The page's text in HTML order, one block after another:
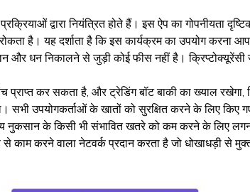
द्वारा नियंत्रित होते हैं। इस ऐप का गोपनीयता
है। यह दर्शाता है कि इस कार्यक्रम का उपयोग करना
और धन निकालने से जुड़ी कोई फीस नहीं है।
प्राप्त कर सकता है, और ट्रेडिंग बॉट बाकी का ख्याल
सभी उपयोगकर्ताओं के खातों को सुरक्षित करने के लिए किए
नुकसान के किसी भी संभावित खतरे को कम करने के लिए
से काम करने वाला नेटवर्क प्रदान करता है जो धोखाधड़ी से